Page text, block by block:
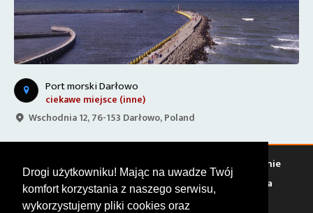
Drogi użytkowniku! Mając na uwadze Twój
komfort korzystania z naszego serwisu,
wykorzystujemy pliki cookies oraz
Port morski Darłowo
ciekawe miejsce (inne)
Wschodnia 12, 76-153 Darłowo, Poland
Warto zobaczyć Serwisy Stacje paliw
Jedzenie
Bary Zakwaterowanie Tory Zloty Rajdy
Spotkania
Targi Giełdy Szkolenia